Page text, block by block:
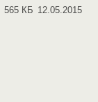
565 КБ 12.05.2015